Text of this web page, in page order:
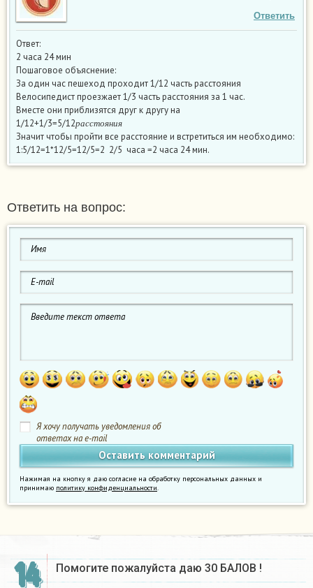
Ответить
Ответ:
2 часа 24 мин
Пошаговое объяснение:
За один час пешеход проходит 1/12 часть расстояния
Велосипедист проезжает 1/3 часть расстояния за 1 час.
Вместе они приблизятся друг к другу на
1/12+1/3=5/12 р а с с тояния
расстояни я
Значит чтобы пройти все расстояние и встретиться им необходимо:
1:5/12=1*12/5=12/5=2 2/5 часа =2 часа 24 мин.
Ответить на вопрос:
Я хочу получать уведомления об
ответах на e-mail
Нажимая на кнопку я даю согласие на обработку персональных данных и
принимаю политику конфиденциальности.
14 Помогите пожалуйста даю 30 БАЛОВ !​